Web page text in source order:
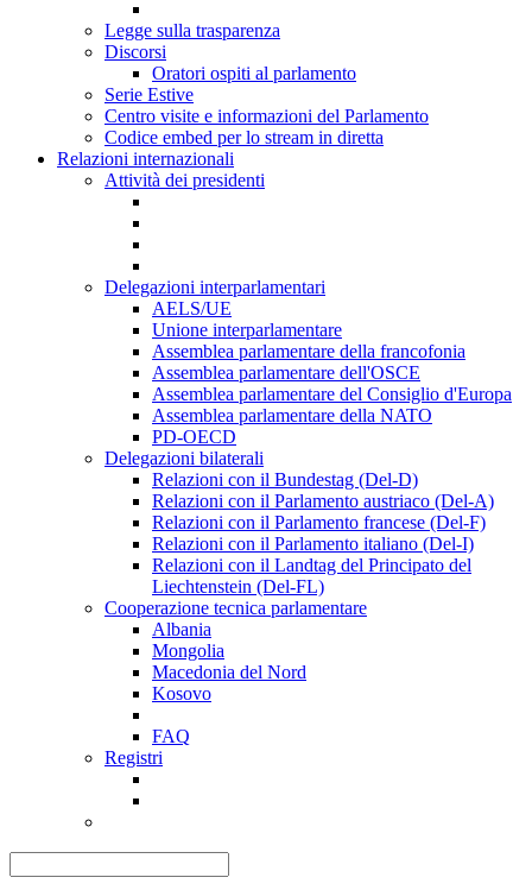
Legge sulla trasparenza
Discorsi
Oratori ospiti al parlamento
Serie Estive
Centro visite e informazioni del Parlamento
Codice embed per lo stream in diretta
Relazioni internazionali
Attività dei presidenti
Delegazioni interparlamentari
AELS/UE
Unione interparlamentare
Assemblea parlamentare della francofonia
Assemblea parlamentare dell'OSCE
Assemblea parlamentare del Consiglio d'Europa
Assemblea parlamentare della NATO
PD-OECD
Delegazioni bilaterali
Relazioni con il Bundestag (Del-D)
Relazioni con il Parlamento austriaco (Del-A)
Relazioni con il Parlamento francese (Del-F)
Relazioni con il Parlamento italiano (Del-I)
Relazioni con il Landtag del Principato del
Liechtenstein (Del-FL)
Cooperazione tecnica parlamentare
Albania
Mongolia
Macedonia del Nord
Kosovo
FAQ
Registri